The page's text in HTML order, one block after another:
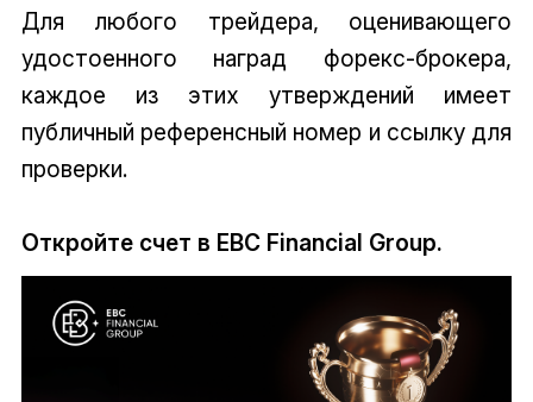
Для любого трейдера, оценивающего
удостоенного наград форекс-брокера,
каждое из этих утверждений имеет
публичный референсный номер и ссылку для
проверки.
Откройте счет в EBC Financial Group.